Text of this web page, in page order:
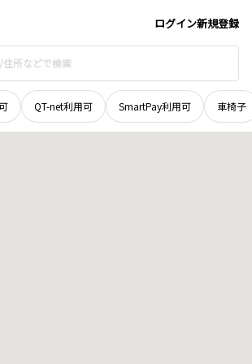
ログイン新規登録
QT-net利用可 SmartPay利用可 車椅子